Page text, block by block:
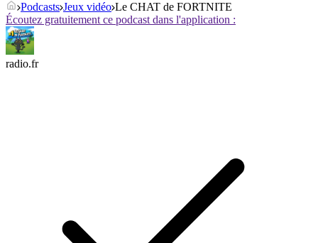
Podcasts Jeux vidéo Le CHAT de FORTNITE
Écoutez gratuitement ce podcast dans l'application :
radio.fr